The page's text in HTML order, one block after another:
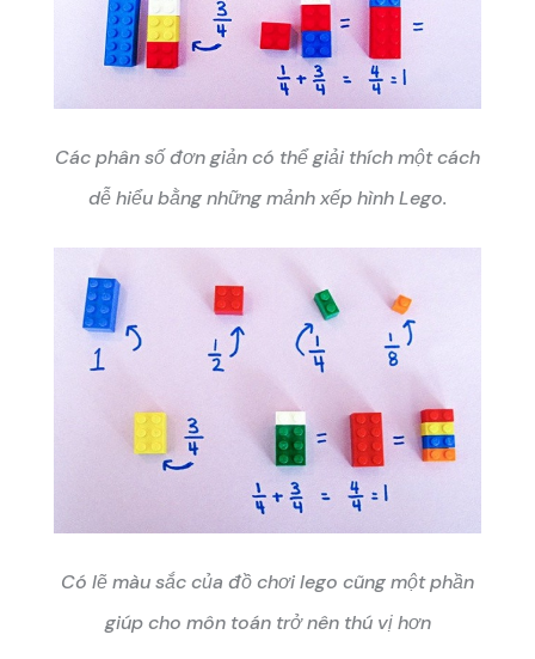
Các phân số đơn giản có thể giải thích một cách
dễ hiểu bằng những mảnh xếp hình Lego.
Có lẽ màu sắc của đồ chơi lego cũng một phần
giúp cho môn toán trở nên thú vị hơn